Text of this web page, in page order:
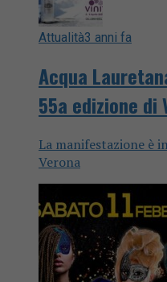
Attualità3 anni fa
Acqua
55a edizione di
La manifestazione è
Verona